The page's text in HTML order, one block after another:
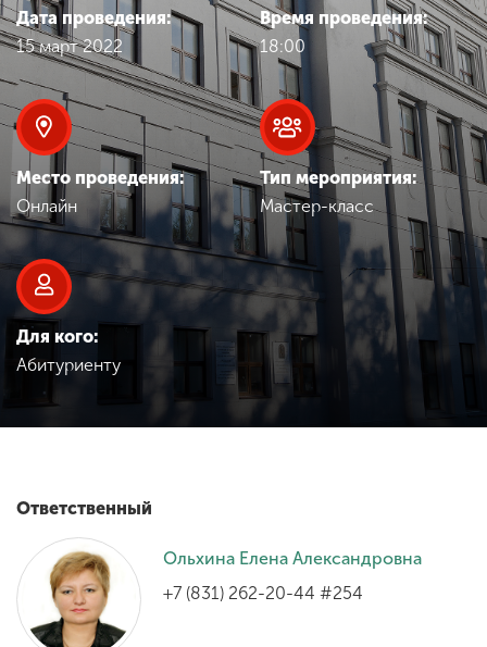
Наука
Международная
деятельность
Другие виды
деятельности
Студенческая жизнь
Сведения об
ENG SPN CHI
Дата проведения:
15 март 2022
Время проведения:
18:00
Место проведения:
Онлайн
Тип мероприятия:
Мастер-класс
Для кого:
Абитуриенту
Ответственный
Ольхина Елена Александровна
+7 (831) 262-20-44 #254